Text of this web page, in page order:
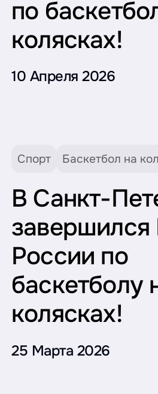
по
колясках!
10 Апреля 2026
Спорт Баскетбол на
В Санкт-
завершился
России по
баскетболу
колясках!
25 Марта 2026